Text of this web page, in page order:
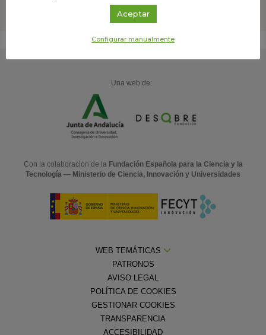
Una web de:
Con la colaboración de la Fundación Española para la Ciencia y la
Tecnología — Ministerio de Ciencia, Innovación y Universidades
WEB TEMÁTICAS
PATRONOS
AVISO LEGAL
POLÍTICA DE COOKIES
GESTIONAR COOKIES
TRANSPARENCIA
ACCESIBILIDAD
Aceptar
Configurar manualmente